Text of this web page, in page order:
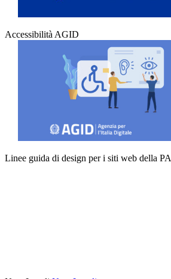
Accessibilità AGID
Linee guida di design per i siti web della PA